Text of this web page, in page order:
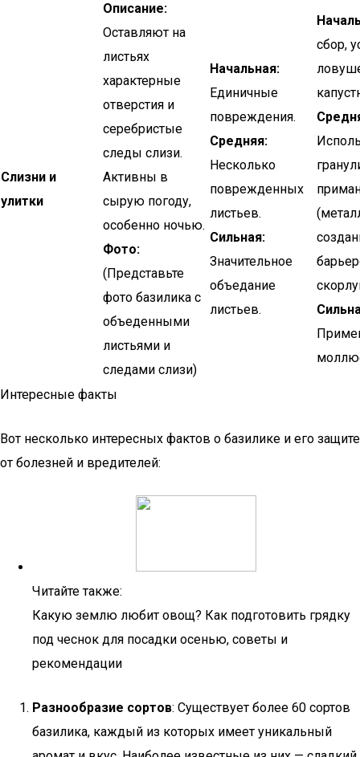
Слизни и
улитки
Описание:
Оставляют на
листьях
характерные
отверстия и
серебристые
следы слизи.
Активны в
сырую погоду,
особенно ночью.
Фото:
(Представьте
фото базилика с
объеденными
листьями и
следами слизи)
Начальная:
Единичные
повреждения.
Средняя:
Несколько
поврежденных
листьев.
Сильная:
Значительное
объедание
листьев.
сбор,
Интересные факты
Вот несколько интересных фактов о базилике и его защите
от болезней и вредителей:
Читайте также:
Какую землю любит овощ? Как подготовить грядку
под чеснок для посадки осенью, советы и
рекомендации
Разнообразие сортов: Существует более 60 сортов
базилика, каждый из которых имеет уникальный